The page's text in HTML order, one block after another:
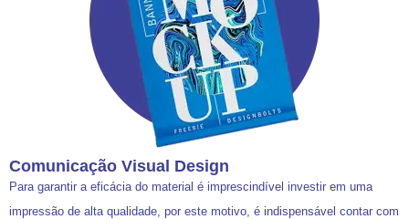
Comunicação Visual Design
Para garantir a eficácia do material é imprescindível investir em uma
impressão de alta qualidade, por este motivo, é indispensável contar com